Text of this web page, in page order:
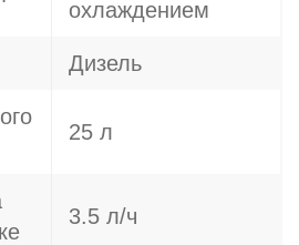
охлаждением
Дизель
25 л
3.5 л/ч